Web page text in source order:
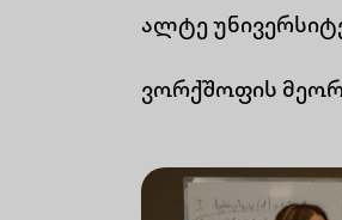
ალტე
ვორქშოფის